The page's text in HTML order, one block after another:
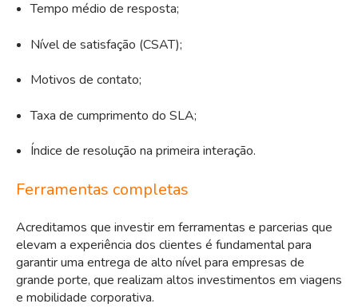
Tempo médio de resposta;
Nível de satisfação (CSAT);
Motivos de contato;
Taxa de cumprimento do SLA;
Índice de resolução na primeira interação.
Ferramentas completas
Acreditamos que investir em ferramentas e parcerias que
elevam a experiência dos clientes é fundamental para
garantir uma entrega de alto nível para empresas de
grande porte, que realizam altos investimentos em viagens
e mobilidade corporativa.